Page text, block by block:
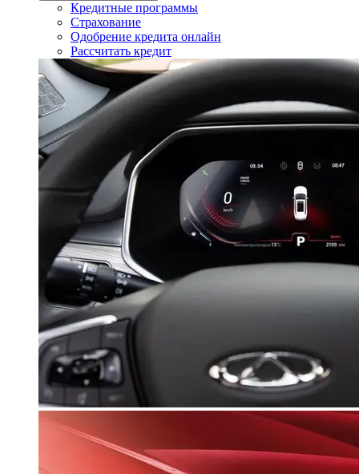
Кредитные программы
Страхование
Одобрение кредита онлайн
Рассчитать кредит